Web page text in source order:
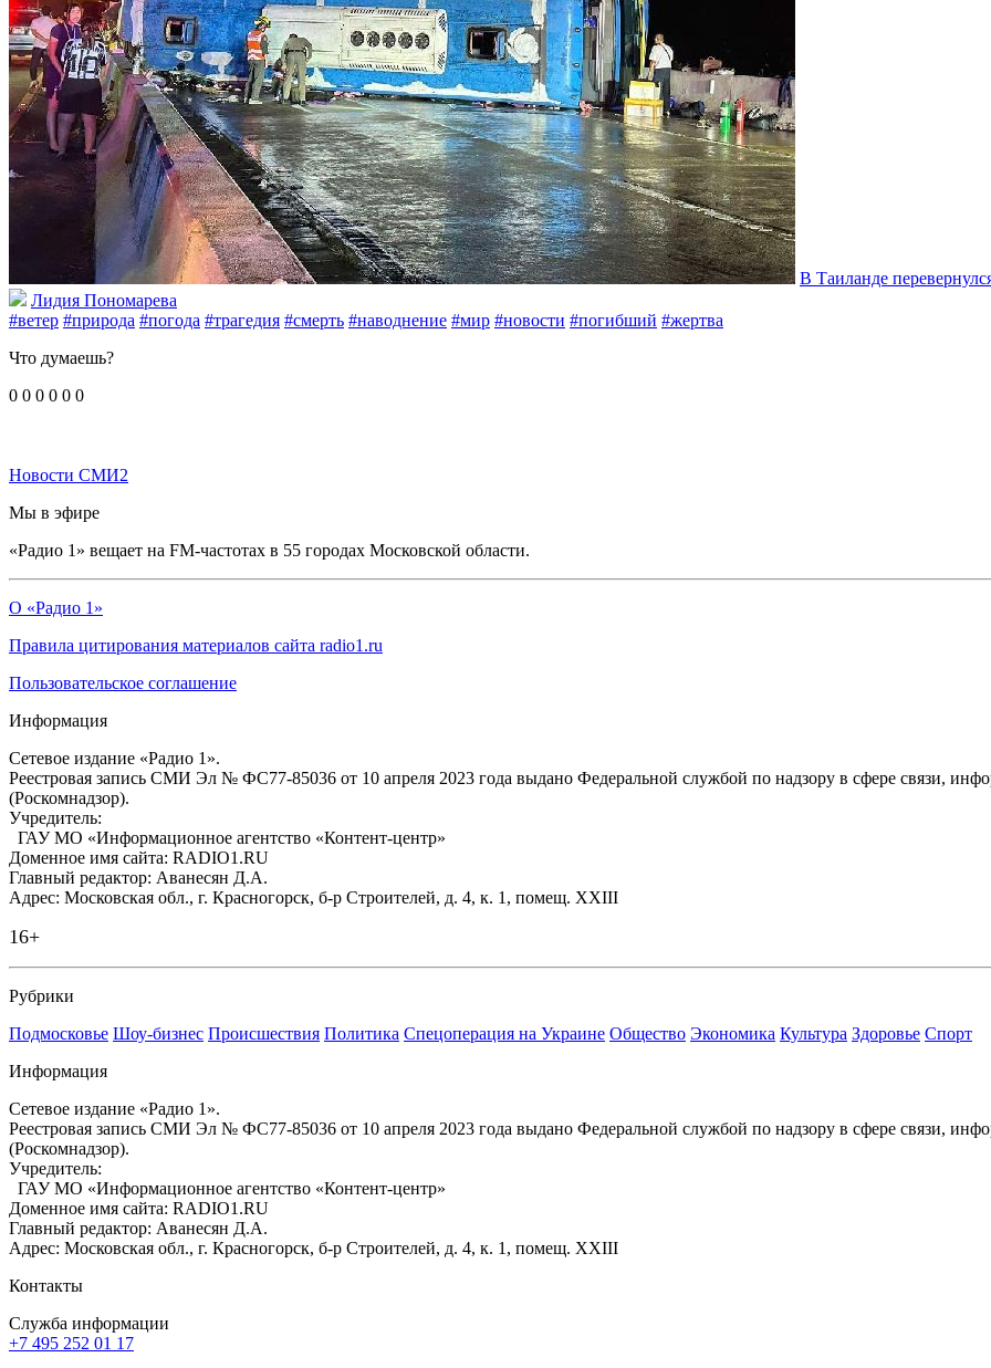
В Таиланде
Лидия Пономарева
#ветер #природа #погода #трагедия #смерть #наводнение #мир #новости #погибший #жертва
Что думаешь?
0 0 0 0 0 0
Новости СМИ2
Мы в эфире
«Радио 1» вещает на FM-частотах в 55 городах Московской области.
О «Радио 1»
Правила цитирования материалов сайта radio1.ru
Пользовательское соглашение
Информация
Сетевое издание «Радио 1».
Реестровая запись СМИ Эл № ФС77-85036 от 10 апреля 2023 года выдано Федеральной службой по надзору в сфере связи,
(Роскомнадзор).
Учредитель:
ГАУ МО «Информационное агентство «Контент-центр»
Доменное имя сайта: RADIO1.RU
Главный редактор: Аванесян Д.А.
Адрес: Московская обл., г. Красногорск, б-р Строителей, д. 4, к. 1, помещ. XXIII
16+
Рубрики
Подмосковье Шоу-бизнес Происшествия Политика Спецоперация на Украине Общество Экономика Культура Здоровье Спорт
Информация
Сетевое издание «Радио 1».
Реестровая запись СМИ Эл № ФС77-85036 от 10 апреля 2023 года выдано Федеральной службой по надзору в сфере связи,
(Роскомнадзор).
Учредитель:
ГАУ МО «Информационное агентство «Контент-центр»
Доменное имя сайта: RADIO1.RU
Главный редактор: Аванесян Д.А.
Адрес: Московская обл., г. Красногорск, б-р Строителей, д. 4, к. 1, помещ. XXIII
Контакты
Служба информации
+7 495 252 01 17